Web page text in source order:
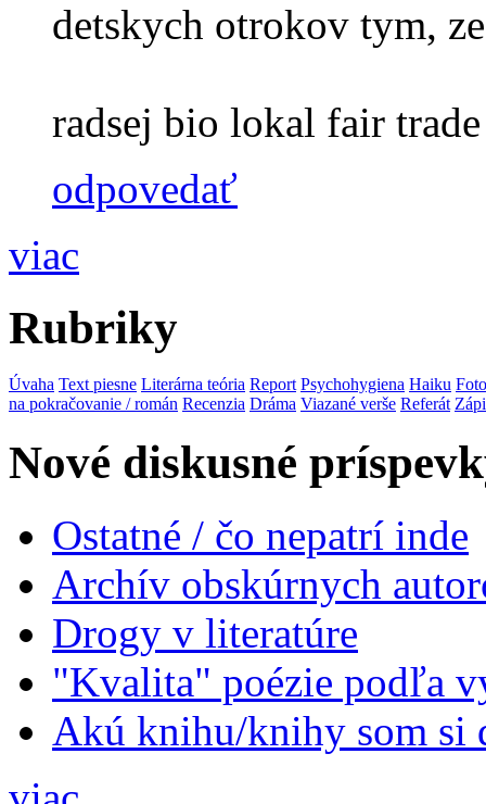
detskych otrokov tym,
radsej bio lokal fair
odpovedať
viac
Rubriky
Úvaha Text piesne Literárna teória Report Psychohygiena Haiku
na pokračovanie / román Recenzia Dráma Viazané verše Referát
Nové diskusné
Ostatné / čo nepatrí inde
Archív obskúrnych
Drogy v literatúre
"Kvalita" poézie podľa
Akú knihu/knihy som si